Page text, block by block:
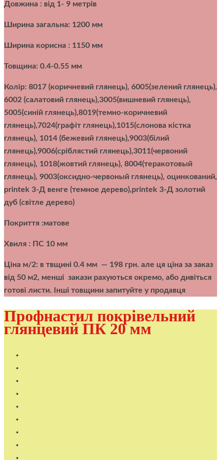
Довжина : від 1- 9 метрів
Ширина загальна: 1200 мм
Ширина корисна : 1150 мм
Товщина: 0.4-0.55 мм
Колір: 8017 (коричневий глянець), 6005(зелений глянець),
6002 (салатовий глянець),3005(вишневий глянець),
5005(синій глянець),8019(темно-коричневий
глянець),7024(графіт глянець),1015(слонова кістка
глянець), 1014 (бежевий глянець),9003(білий
глянець),9006(сріблястий глянець),3011(червоний
глянець), 1018(жовтий глянець), 8004(теракотовый
глянець), 9003(оксидно-червоный глянець), оцинкований,
printek 3-Д венге (темное дерево),printek 3-Д золотий
дуб (світле дерево)
Покриття :матове
Хвиля : ПС 10 мм
Ціна м/2: в твщині 0.4 мм — 198 грн. але ця ціна за заказ
від 50 м2, менші закази рахуються окремо, або дивіться
готові листи. Інші товщини запитуйте у продавця
Профнастил покрівельний
глянцевий ПК 20 мм